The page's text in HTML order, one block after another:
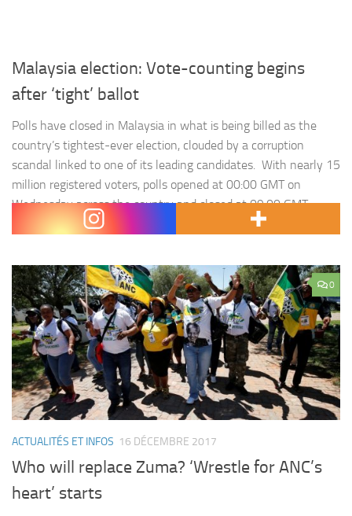
Malaysia election: Vote-counting begins
after ‘tight’ ballot
Polls have closed in Malaysia in what is being billed as the
country’s tightest-ever election, clouded by a corruption
scandal linked to one of its leading candidates. With nearly 15
million registered voters, polls opened at 00:00 GMT on
Wednesday across the country and closed at 09:00 GMT.
Malaysia’s 14th general election pits incumbent Prime…
0
ACTUALITÉS ET INFOS 16 DÉCEMBRE 2017
Who will replace Zuma? ‘Wrestle for ANC’s
heart’ starts